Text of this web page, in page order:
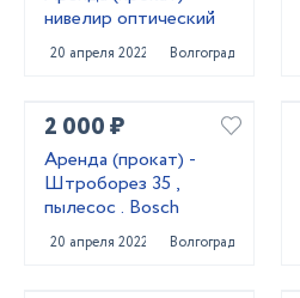
нивелир оптический
20 апреля 2022 Волгоград
2 000 ₽
Аренда (прокат) -
Штроборез 35 ,
пылесос . Bosch
20 апреля 2022 Волгоград